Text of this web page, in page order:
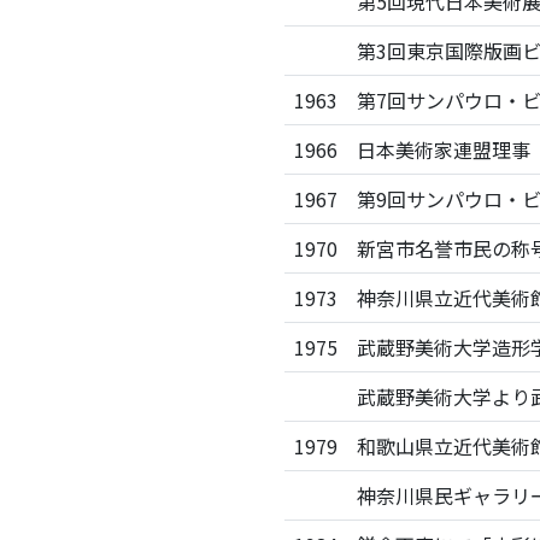
第3回東京国際版画
1963
第7回サンパウロ・
1966
日本美術家連盟理
1967
第9回サンパウロ・
1970
新宮市名誉市民の称
1973
神奈川県立近代美術
1975
武蔵野美術大学造形
武蔵野美術大学よ
1979
和歌山県立近代美術
神奈川県民ギャラリ